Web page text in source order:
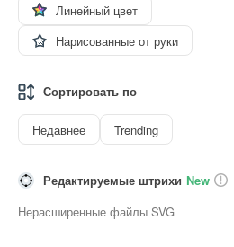
Линейный цвет
Нарисованные от руки
Сортировать по
Недавнее Trending
Редактируемые штрихи New
Нерасширенные файлы SVG